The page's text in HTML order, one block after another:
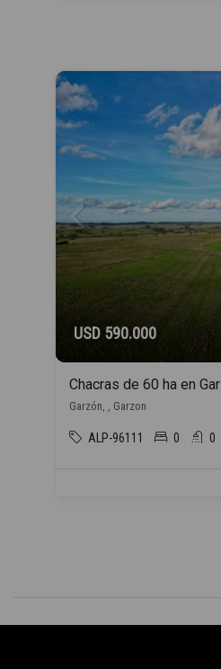
USD 590.000
Garzón, , Garzon
ALP-96111 0 0